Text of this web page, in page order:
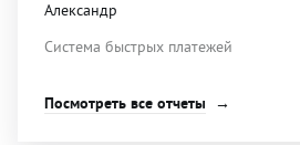
Александр
Система быстрых платежей
Посмотреть все отчеты